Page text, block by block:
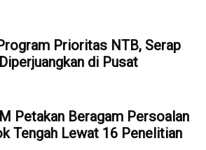
Prioritas NTB, Serap
di Pusat
Petakan Beragam Persoalan
Tengah Lewat 16 Penelitian